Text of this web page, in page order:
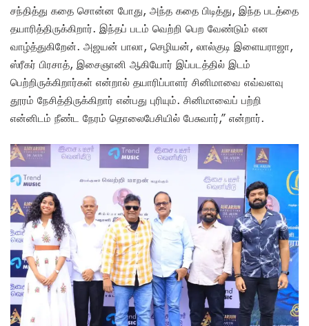
சந்தித்து கதை சொன்ன போது, அந்த கதை பிடித்து, இந்த படத்தை
தயாரித்திருக்கிறார். இந்தப் படம் வெற்றி பெற வேண்டும் என
வாழ்த்துகிறேன். அஜயன் பாலா, செழியன், லால்குடி இளையராஜா,
ஸ்ரீகர் பிரசாத், இசைஞானி ஆகியோர் இப்படத்தில் இடம்
பெற்றிருக்கிறார்கள் என்றால் தயாரிப்பாளர் சினிமாவை எவ்வளவு
தூரம் நேசித்திருக்கிறார் என்பது புரியும். சினிமாவைப் பற்றி
என்னிடம் நீண்ட நேரம் தொலைபேசியில் பேசுவார்,” என்றார்.